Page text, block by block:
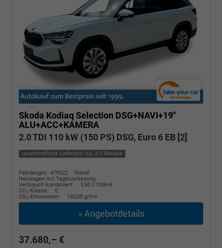
Skoda Kodiaq Selection DSG+NAVI+19''
ALU+ACC+KAMERA
2.0 TDI 110 kW (150 PS) DSG, Euro 6 EB [2]
unverbindliche Lieferzeit: ca. 2-3 Monate
Fahrzeugnr.: 479022
Diesel
Neuwagen mit Tageszulassung
Verbrauch kombiniert:
5,50 l/100km
CO2-Klasse:
E
CO2-Emissionen: 145,00 g/km
» Angebotdetails
37.680,– €